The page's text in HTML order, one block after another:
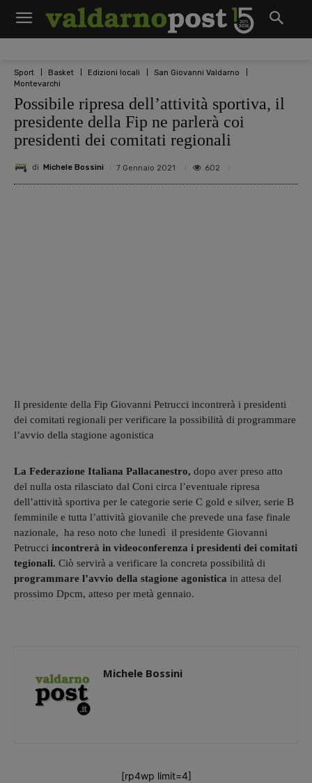
Sport Basket Edizioni locali
San Giovanni Valdarno
Montevarchi
Possibile ripresa dell’attività sportiva, il
presidente della Fip ne parlerà coi
presidenti dei comitati regionali
di Michele Bossini 7 Gennaio 2021 602
Il presidente della Fip Giovanni Petrucci incontrerà i presidenti
dei comitati regionali per verificare la possibilità di programmare
l’avvio della stagione agonistica
La Federazione Italiana Pallacanestro, dopo aver preso atto
del nulla osta rilasciato dal Coni circa l’eventuale ripresa
dell’attività sportiva per le categorie serie C gold e silver, serie B
femminile e tutta l’attività giovanile che prevede una fase finale
nazionale, ha reso noto che lunedì il presidente Giovanni
Petrucci incontrerà in videoconferenza i presidenti dei comitati
tegionali. Ciò servirà a verificare la concreta possibilità di
programmare l’avvio della stagione agonistica in attesa del
prossimo Dpcm, atteso per metà gennaio.
Michele Bossini
[rp4wp limit=4]